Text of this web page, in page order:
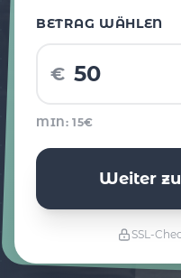
BETRAG WÄHLEN
€
MIN: 15€
Weiter
SSL-